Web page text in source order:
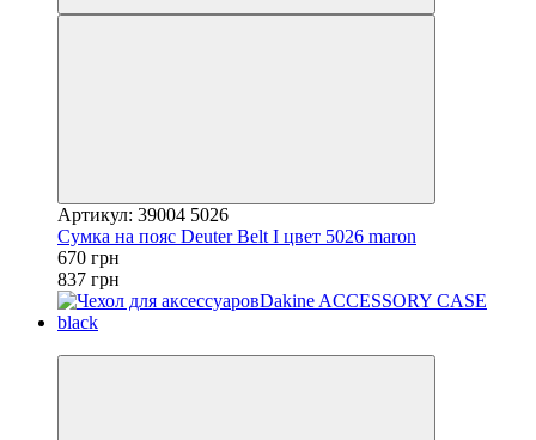
Артикул: 39004 5026
Сумка на пояс Deuter Belt I цвет 5026 maron
670 грн
837 грн